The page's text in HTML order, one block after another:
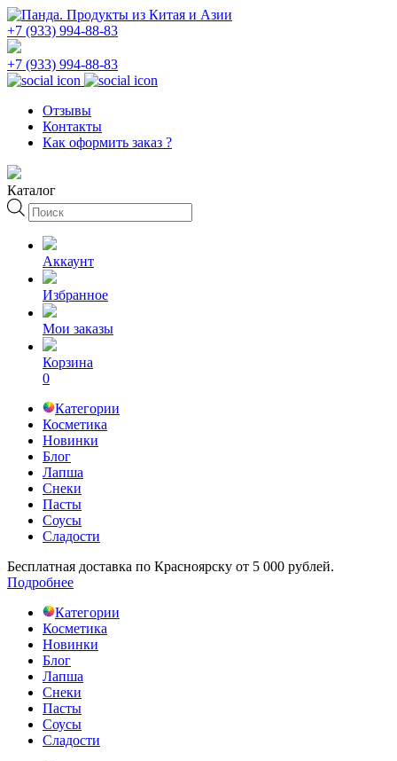
+7 (933) 994-88-83
+7 (933) 994-88-83
Отзывы
Контакты
Как оформить заказ ?
Каталог
Поиск
товаров
Аккаунт
Избранное
Мои заказы
Корзина
0
Категории
Косметика
Новинки
Блог
Лапша
Снеки
Пасты
Соусы
Сладости
Бесплатная доставка по Красноярску от 5 000 рублей.
Подробнее
Категории
Косметика
Новинки
Блог
Лапша
Снеки
Пасты
Соусы
Сладости